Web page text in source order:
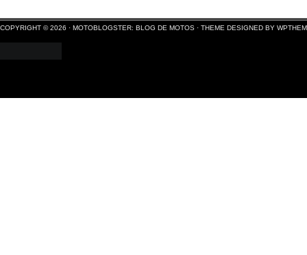
COPYRIGHT © 2026 · MOTOBLOGSTER: BLOG DE MOTOS · THEME DESIGNED BY